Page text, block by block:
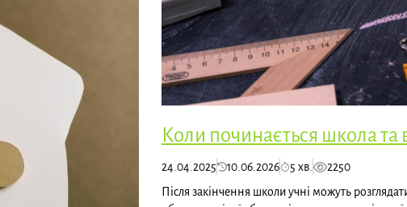
Коли починається школа та
24.04.2025 10.06.2026 5 хв.
2250
Після закінчення школи учні можуть